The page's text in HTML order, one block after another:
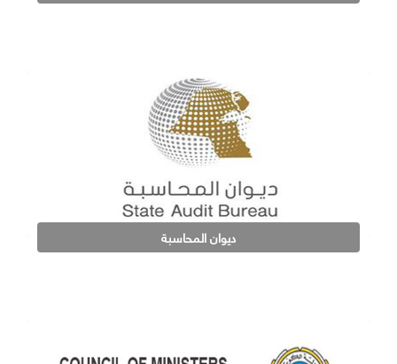
ديوان المحاسبة